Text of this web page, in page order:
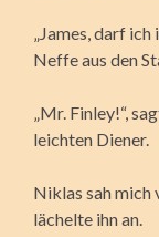
„James, darf
Neffe aus den
„Mr. Finley!“,
leichten Diener.
Niklas sah mich
lächelte ihn an.